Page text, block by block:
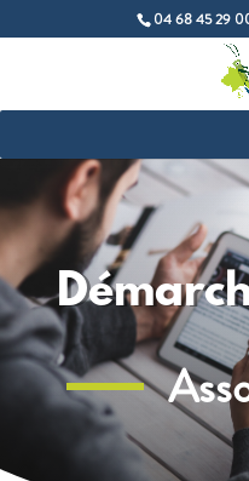
04 68 45 29